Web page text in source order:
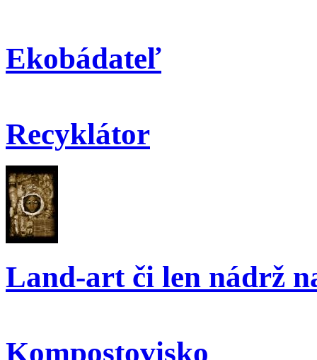
Ekobádateľ
Recyklátor
Land-art či len nádrž
Kompostovisko